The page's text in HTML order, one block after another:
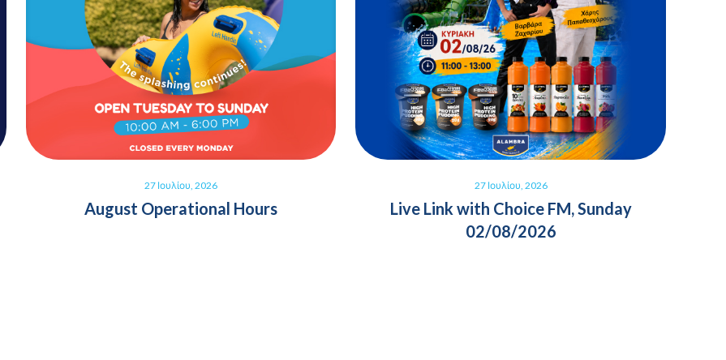
27 Ιουλίου, 2026
August Operational Hours
27 Ιουλίου, 2026
Live Link with Choice FM, Sunday
02/08/2026